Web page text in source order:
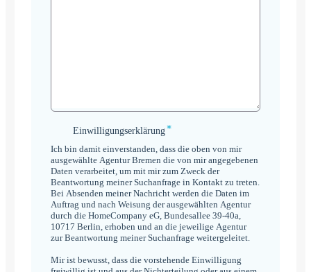
Einwilligungserklärung
Einwilligungserklärung*
Ich bin damit einverstanden, dass die oben von mir
ausgewählte Agentur Bremen die von mir angegebenen
Daten verarbeitet, um mit mir zum Zweck der
Beantwortung meiner Suchanfrage in Kontakt zu treten.
Bei Absenden meiner Nachricht werden die Daten im
Auftrag und nach Weisung der ausgewählten Agentur
durch die HomeCompany eG, Bundesallee 39-40a,
10717 Berlin, erhoben und an die jeweilige Agentur
zur Beantwortung meiner Suchanfrage weitergeleitet.
Mir ist bewusst, dass die vorstehende Einwilligung